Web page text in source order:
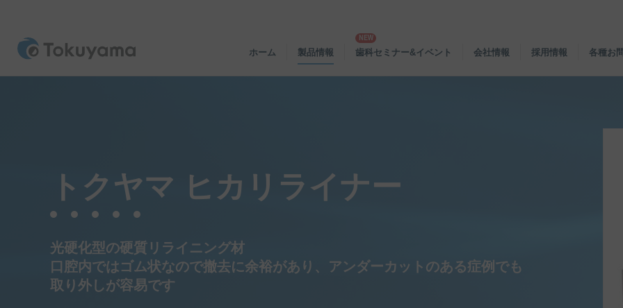
ホーム 製品情報 歯科セミナー&イベント 会社情報 採用情報 各種お
トクヤマ ヒカリライナー
光硬化型の硬質リライニング材
口腔内ではゴム状なので撤去に余裕があり、アンダーカットのある症例でも
取り外しが容易です